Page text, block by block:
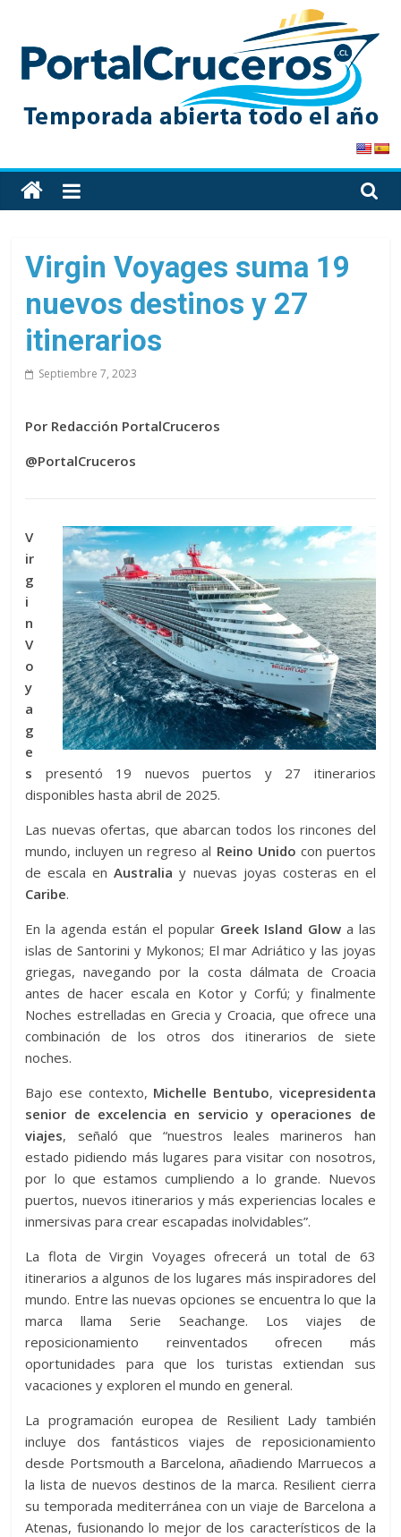
content
PortalCruceros
Toda
la
de
cruceros
en
un
solo
Virgin Voyages suma 19
nuevos destinos y 27
itinerarios
Septiembre 7, 2023
Por Redacción PortalCruceros
@PortalCruceros
V
ir
g
i
n
V
o
y
a
g
e
s presentó 19 nuevos puertos y 27 itinerarios
disponibles hasta abril de 2025.
Las nuevas ofertas, que abarcan todos los rincones del
mundo, incluyen un regreso al Reino Unido con puertos
de escala en Australia y nuevas joyas costeras en el
Caribe.
En la agenda están el popular Greek Island Glowa las
islas de Santorini y Mykonos; El mar Adriático y las joyas
griegas, navegando por la costa dálmata de Croacia
antes de hacer escala en Kotor y Corfú;y finalmente
Noches estrelladas en Grecia y Croacia, que ofrece una
combinación de los otros dos itinerarios de siete
noches.
Bajo ese contexto, Michelle Bentubo, vicepresidenta
senior de excelencia en servicio y operaciones de
viajes, señaló que “nuestros leales marineros han
estado pidiendo más lugares para visitar con nosotros,
por lo que estamos cumpliendo a lo grande. Nuevos
puertos, nuevos itinerarios y más experiencias locales e
inmersivas para crear escapadas inolvidables”.
La flota de Virgin Voyages ofrecerá un total de 63
itinerarios a algunos de los lugares más inspiradores del
mundo. Entre las nuevas opciones se encuentra lo que la
marca llama Serie Seachange. Los viajes de
reposicionamiento reinventados ofrecen más
oportunidades para que los turistas extiendan sus
vacaciones y exploren el mundo en general.
La programación europea de Resilient Lady también
incluye dos fantásticos viajes de reposicionamiento
desde Portsmouth a Barcelona, ​​añadiendo Marruecos a
la lista de nuevos destinos de la marca. Resilient cierra
su temporada mediterránea con un viaje de Barcelona a
Atenas, fusionando lo mejor de los característicos de la